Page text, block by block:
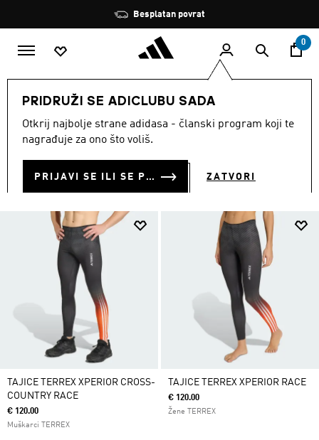
Zaustavi
rotaciju
Besplatan povrat
0
PRIDRUŽI SE ADICLUBU SADA
Otkrij najbolje strane adidasa - članski program koji te
nagrađuje za ono što voliš.
PRIJAVI SE ILI SE PRIDRUŽI SADA ZATVORI
SPORTOVI Ostali sportovi Skijanje
SKIJANJE
TAJICE TERREX XPERIOR CROSS-
COUNTRY RACE
€ 120.00
Muškarci TERREX
TAJICE TERREX XPERIOR RACE
€ 120.00
Žene TERREX